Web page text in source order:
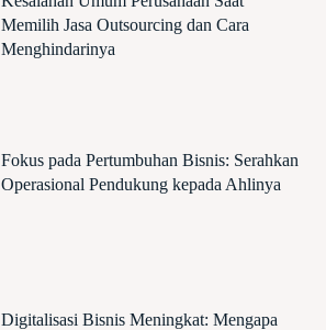
Memilih Jasa Outsourcing dan Cara
Menghindarinya
Fokus pada Pertumbuhan Bisnis: Serahkan
Operasional Pendukung kepada Ahlinya
Digitalisasi Bisnis Meningkat: Mengapa